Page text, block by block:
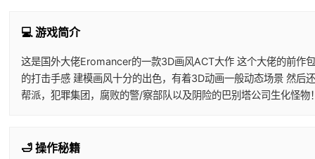
💻 游戏简介
这是国外大佬Eromancer的一款3D画风ACT大作 这个大佬的前作
的打击手感 建模画风十分的出色，有着3D动画一般动态场景 然
帮派，犯罪集团，腐败的警/察部队以及阴险的巴别塔公司生化怪
🛁 操作秘籍